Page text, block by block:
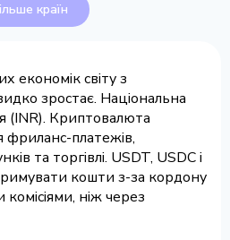
країн
економік світу з
зростає. Національна
(INR). Криптовалюта
фриланс-платежів,
та торгівлі. USDT, USDC і
кошти з-за кордону
ніж через